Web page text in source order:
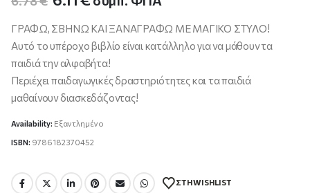
was:
6.78 €.
τρέχουσα
τιμή
είναι:
6.11 €.
ΓΡΑΦΩ, ΣΒΗΝΩ ΚΑΙ ΞΑΝΑΓΡΑΦΩ ΜΕ ΜΑΓΙΚΟ ΣΤΥΛΟ!
Αυτό το υπέροχο βιβλίο είναι κατάλληλο για να μάθουν τα
παιδιά την αλφαβήτα!
Περιέχει παιδαγωγικές δραστηριότητες και τα παιδιά
μαθαίνουν διασκεδάζοντας!
Availability: Εξαντλημένο
ISBN: 9786182370452
ΣΤΗ WISHLIST